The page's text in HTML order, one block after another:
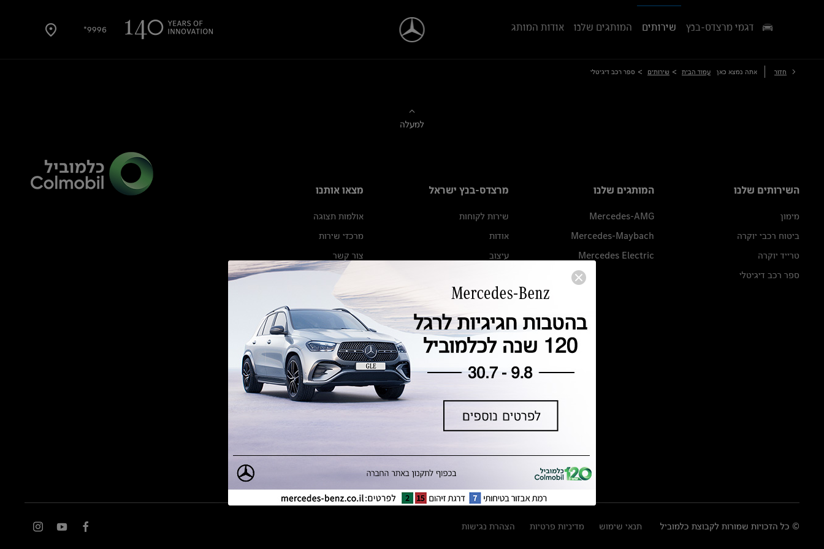
9996* דגמי מרצדס-בנץ שירותים המותגים שלנו אודות המותג
חזור אתה נמצא כאן עמוד הבית > שירותים > ספר רכב דיגיטלי
למעלה
השירותים שלנו
מימון
ביטוח רכבי יוקרה
טרייד יוקרה
ספר רכב דיגיטלי
המותגים שלנו
Mercedes-AMG
Mercedes-Maybach
Mercedes Electric
מרצדס-בנץ ישראל
שירות לקוחות
אודות
עיצוב
מגזין מרצדס-בנץ
ספרי רכב מרצדס-בנץ
נתוני זיהום אוויר וצריכת דלק וחשמל
נתוני תווית צמיגים
מחירון חלפים
הודעה על הטבות לרכבי מרצדס בהסדר
מצאו אותנו
אולמות תצוגה
מרכזי שירות
צור קשר
© כל הזכויות שמורות לקבוצת כלמוביל תנאי שימוש מדיניות פרטיות הצהרת נגישות